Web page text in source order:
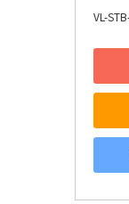
VL-